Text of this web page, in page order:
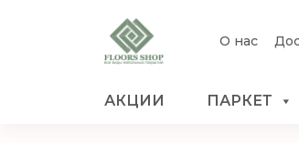
О нас
АКЦИИ ПАРКЕТ